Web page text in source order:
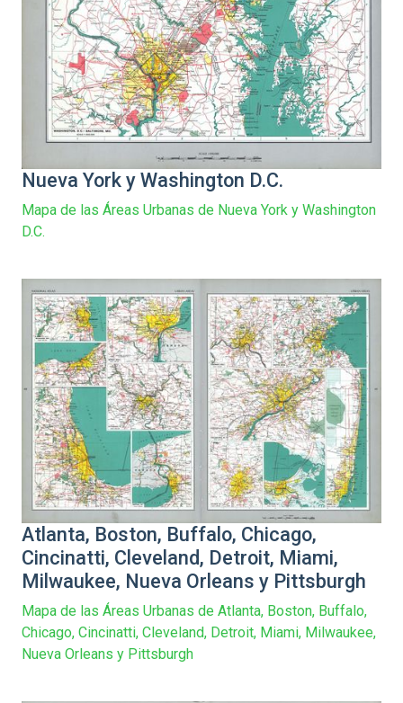
Nueva York y Washington D.C.
Mapa de las Áreas Urbanas de Nueva York y Washington
D.C.
Atlanta, Boston, Buffalo, Chicago,
Cincinatti, Cleveland, Detroit, Miami,
Milwaukee, Nueva Orleans y Pittsburgh
Mapa de las Áreas Urbanas de Atlanta, Boston, Buffalo,
Chicago, Cincinatti, Cleveland, Detroit, Miami, Milwaukee,
Nueva Orleans y Pittsburgh